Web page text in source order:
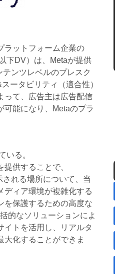
ラットフォーム企業の
下DV）は、Metaが提供
ンツレベルのプレスク
ータビリティ（適合性）
って、広告主は広告配信
可能になり、Metaのプラ
いる。
供することで、
れる場所について、当
ディア環境が複雑化する
を保護するための高度な
的なソリューションによ
イトを活用し、リアルタ
化することができま